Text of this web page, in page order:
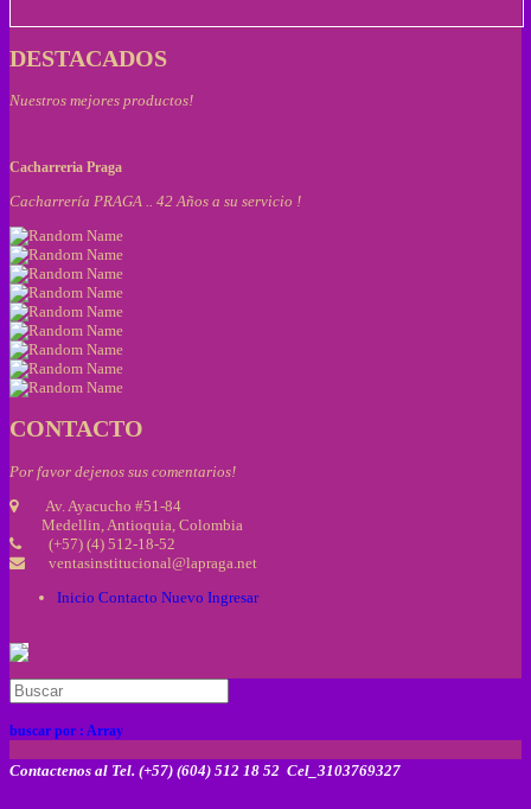
DESTACADOS
Nuestros mejores productos!
Cacharreria Praga
Cacharrería PRAGA .. 42 Años a su servicio !
CONTACTO
Por favor dejenos sus comentarios!
Av. Ayacucho #51-84
Medellin, Antioquia, Colombia
(+57) (4) 512-18-52
ventasinstitucional@lapraga.net
Inicio Contacto Nuevo Ingresar
buscar por : Array
Contactenos al Tel. (+57) (604) 512 18 52 Cel_3103769327